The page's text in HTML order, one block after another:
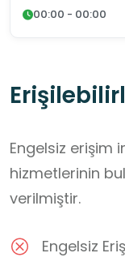
00:00 - 00:00
Engelsiz erişim
hizmetlerinin
verilmiştir.
Engelsiz